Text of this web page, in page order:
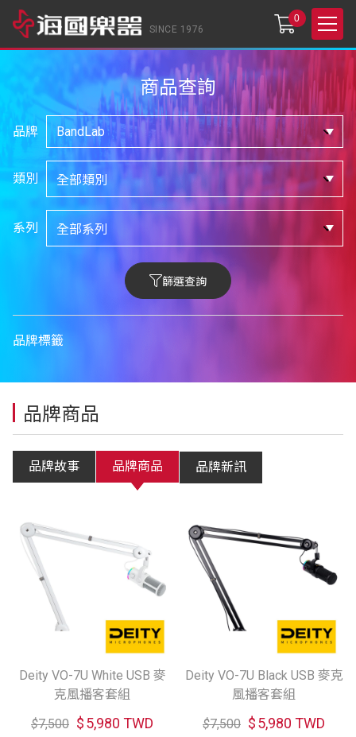
SINCE 1976
0
商品查詢
品牌
類別
系列
篩選查詢
品牌標籤
品牌商品
品牌故事 品牌商品 品牌新訊
Deity VO-7U White USB 麥
克風播客套組
$7,500 $5,980 TWD
Deity VO-7U Black USB 麥克
風播客套組
$7,500 $5,980 TWD